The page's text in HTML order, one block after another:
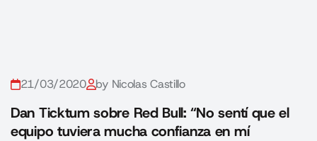
21/03/2020 by Nicolas Castillo
Dan Ticktum sobre Red Bull: “No sentí que el
equipo tuviera mucha confianza en mí